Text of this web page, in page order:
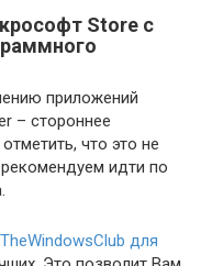
Store с
приложений
– стороннее
что это не
идти по
TheWindowsClub для